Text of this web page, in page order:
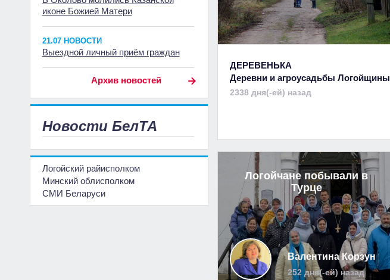
иконе Божией Матери
21.07 НОВОСТИ
Выездной личный приём граждан
Архив новостей
Новости БелТА
Логойский райисполком
Минский облисполком
СМИ Беларуси
ДЕРЕВЕНЬКА
Деревни и агроусадьбы Логойщины
2338 дня(-ей) назад
Логойчане побывали в
Турце
Валентина Корзун
252 дня(-ей) назад